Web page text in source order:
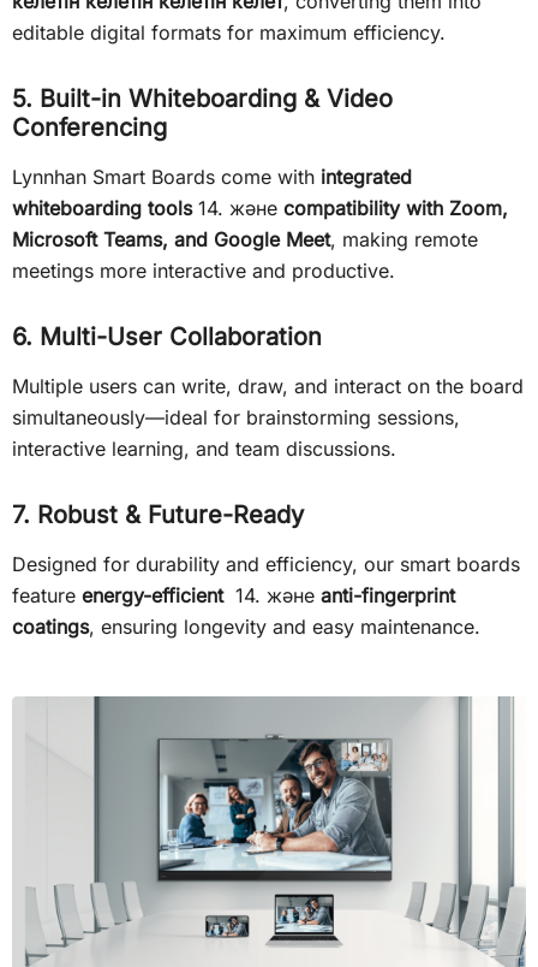
editable digital formats for maximum efficiency.
5. Built-in Whiteboarding & Video
Conferencing
Lynnhan Smart Boards come with integrated
whiteboarding tools14. және compatibility with Zoom,
Microsoft Teams, and Google Meet, making remote
meetings more interactive and productive.
6. Multi-User Collaboration
Multiple users can write, draw, and interact on the board
simultaneously—ideal for brainstorming sessions,
interactive learning, and team discussions.
7. Robust & Future-Ready
Designed for durability and efficiency, our smart boards
feature energy-efficient 14. және anti-fingerprint
coatings, ensuring longevity and easy maintenance.